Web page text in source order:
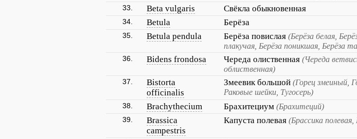
33. Beta vulgaris Свёкла обыкновенная
34.
Betula Берёза
35.
Betula pendula Берёза повислая (Берёза белая,
плакучая, Берёза поникшая, Берёза
36. Bidens frondosa Череда олиственная (Череда
облиственная)
37.
Bistorta
officinalis
Змеевик большой (Горец змеиный,
Раковые шейки, Тугосерь)
38. Brachythecium Брахитециум (Брахитеций)
39.
Brassica
campestris
Капуста полевая (Брассика